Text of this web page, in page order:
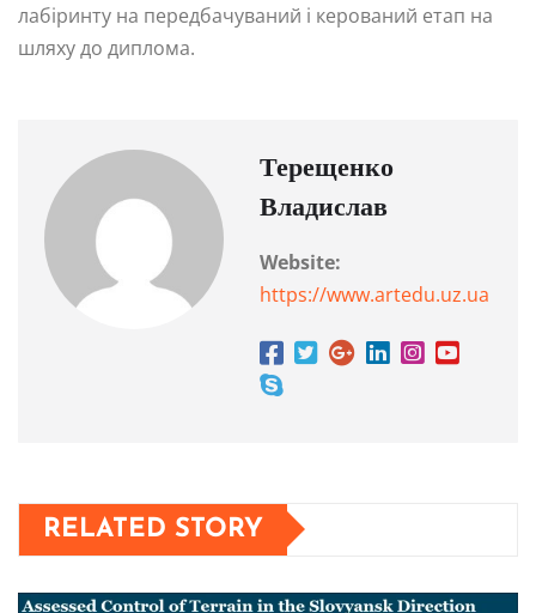
лабіринту на передбачуваний і керований етап на
шляху до диплома.
Терещенко
Владислав
Website:
https://www.artedu.uz.ua
RELATED STORY